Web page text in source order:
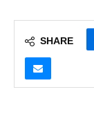
SHARE